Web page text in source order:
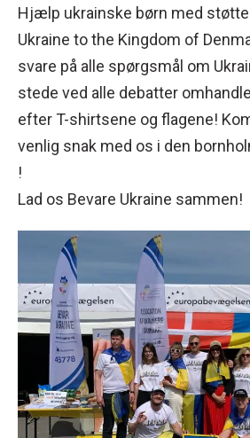
Hjælp ukrainske børn med
Ukraine to the Kingdom of
svare på alle spørgsmål om
stede ved alle debatter
efter T-shirtsene og flagene!
venlig snak med os i den
!
Lad os Bevare Ukraine sammen!